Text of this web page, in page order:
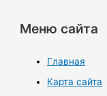
Меню сайта
Главная
Карта сайта